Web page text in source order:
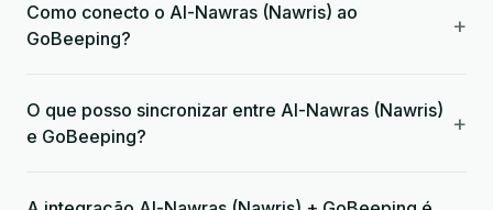
Como conecto o Al-Nawras (Nawris) ao
GoBeeping?
+
O que posso sincronizar entre Al-Nawras (Nawris)
e GoBeeping?
+